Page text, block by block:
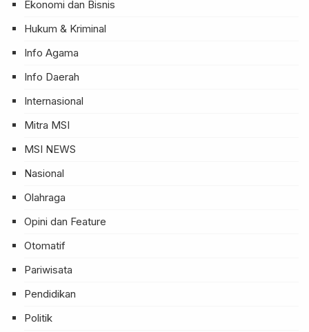
Ekonomi dan Bisnis
Hukum & Kriminal
Info Agama
Info Daerah
Internasional
Mitra MSI
MSI NEWS
Nasional
Olahraga
Opini dan Feature
Otomatif
Pariwisata
Pendidikan
Politik